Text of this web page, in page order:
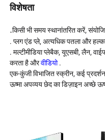
विशेषता
.किसी भी समय स्थानांतरित करें,
. प्लग एंड प्ले, अत्यधिक पतला और
. मल्टीमीडिया प्लेबैक, यूएसबी, लैन,
करता है और वीडियो .
एक-कुंजी विभाजित स्क्रीन, कई
ऊष्मा अपव्यय छेद का डिज़ाइन अच्छे